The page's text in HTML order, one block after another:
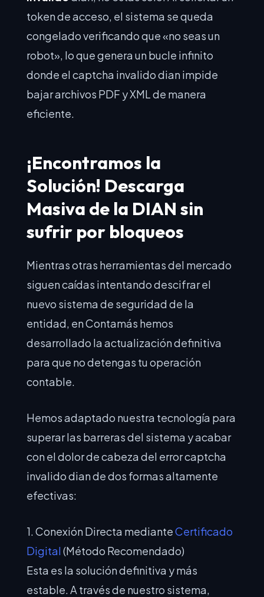
token de acceso, el sistema se queda
congelado verificando que «no seas un
robot», lo que genera un bucle infinito
donde el captcha invalido dian impide
bajar archivos PDF y XML de manera
eficiente.
¡Encontramos la
Solución! Descarga
Masiva de la DIAN sin
sufrir por bloqueos
Mientras otras herramientas del mercado
siguen caídas intentando descifrar el
nuevo sistema de seguridad de la
entidad, en Contamás hemos
desarrollado la actualización definitiva
para que no detengas tu operación
contable.
Hemos adaptado nuestra tecnología para
superar las barreras del sistema y acabar
con el dolor de cabeza del error captcha
invalido dian de dos formas altamente
efectivas:
1. Conexión Directa medianteCertificado
Digital(Método Recomendado)
Esta es la solución definitiva y más
estable. A través de nuestro sistema,